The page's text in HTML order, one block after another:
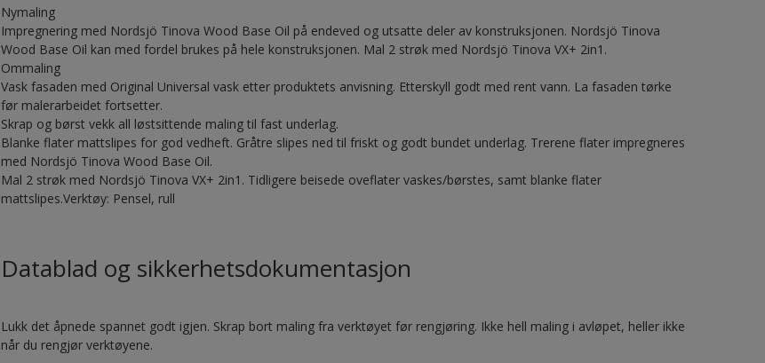
Nymaling
Impregnering med Nordsjö Tinova Wood Base Oil på endeved og utsatte deler av konstruksjonen. Nordsjö Tinova
Wood Base Oil kan med fordel brukes på hele konstruksjonen. Mal 2 strøk med Nordsjö Tinova VX+ 2in1.
Ommaling
Vask fasaden med Original Universal vask etter produktets anvisning. Etterskyll godt med rent vann. La fasaden tørke
før malerarbeidet fortsetter.
Skrap og børst vekk all løstsittende maling til fast underlag.
Blanke flater mattslipes for god vedheft. Gråtre slipes ned til friskt og godt bundet underlag. Trerene flater impregneres
med Nordsjö Tinova Wood Base Oil.
Mal 2 strøk med Nordsjö Tinova VX+ 2in1. Tidligere beisede oveflater vaskes/børstes, samt blanke flater
mattslipes.Verktøy: Pensel, rull
Datablad og sikkerhetsdokumentasjon
Lukk det åpnede spannet godt igjen. Skrap bort maling fra verktøyet før rengjøring. Ikke hell maling i avløpet, heller ikke
når du rengjør verktøyene.